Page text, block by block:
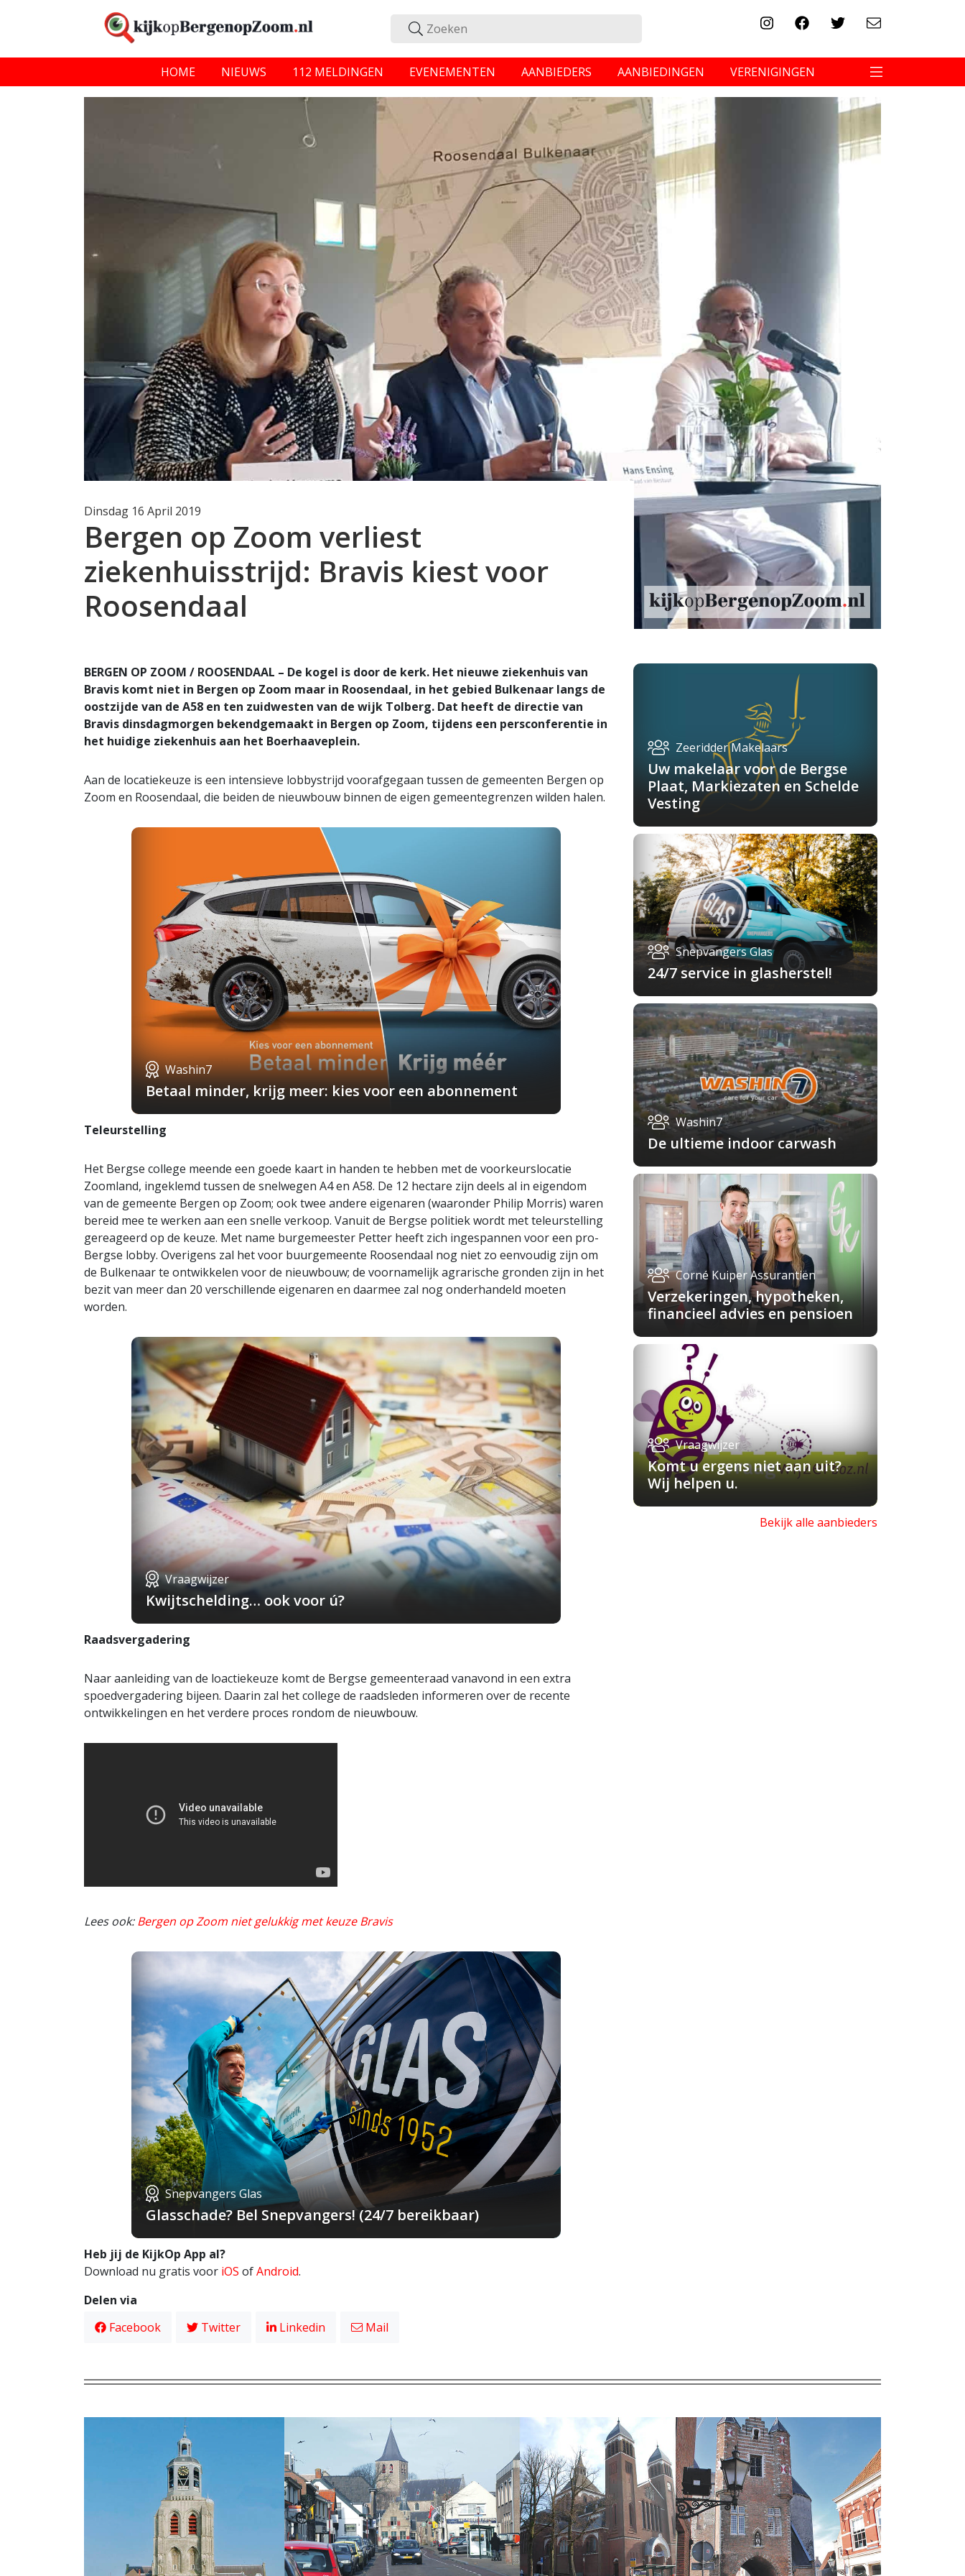
HOME NIEUWS 112 MELDINGEN EVENEMENTEN AANBIEDERS AANBIEDINGEN VERENIGINGEN
Dinsdag 16 April 2019
Bergen op Zoom verliest
ziekenhuisstrijd: Bravis kiest voor
Roosendaal
BERGEN OP ZOOM / ROOSENDAAL – De kogel is door de kerk. Het nieuwe ziekenhuis van
Bravis komt niet in Bergen op Zoom maar in Roosendaal, in het gebied Bulkenaar langs de
oostzijde van de A58 en ten zuidwesten van de wijk Tolberg. Dat heeft de directie van
Bravis dinsdagmorgen bekendgemaakt in Bergen op Zoom, tijdens een persconferentie in
het huidige ziekenhuis aan het Boerhaaveplein.
Aan de locatiekeuze is een intensieve lobbystrijd voorafgegaan tussen de gemeenten Bergen op
Zoom en Roosendaal, die beiden de nieuwbouw binnen de eigen gemeentegrenzen wilden halen.
Washin7
Betaal minder, krijg meer: kies voor een abonnement
Teleurstelling
Het Bergse college meende een goede kaart in handen te hebben met de voorkeurslocatie
Zoomland, ingeklemd tussen de snelwegen A4 en A58. De 12 hectare zijn deels al in eigendom
van de gemeente Bergen op Zoom; ook twee andere eigenaren (waaronder Philip Morris) waren
bereid mee te werken aan een snelle verkoop. Vanuit de Bergse politiek wordt met teleurstelling
gereageerd op de keuze. Met name burgemeester Petter heeft zich ingespannen voor een pro-
Bergse lobby. Overigens zal het voor buurgemeente Roosendaal nog niet zo eenvoudig zijn om
de Bulkenaar te ontwikkelen voor de nieuwbouw; de voornamelijk agrarische gronden zijn in het
bezit van meer dan 20 verschillende eigenaren en daarmee zal nog onderhandeld moeten
worden.
Vraagwijzer
Kwijtschelding… ook voor ú?
Raadsvergadering
Naar aanleiding van de loactiekeuze komt de Bergse gemeenteraad vanavond in een extra
spoedvergadering bijeen. Daarin zal het college de raadsleden informeren over de recente
ontwikkelingen en het verdere proces rondom de nieuwbouw.
Lees ook:Bergen op Zoom niet gelukkig met keuze Bravis
Snepvangers Glas
Glasschade? Bel Snepvangers! (24/7 bereikbaar)
Heb jij de KijkOp App al?
Download nu gratis voor iOS ofAndroid.
Delen via
Facebook
Twitter Linkedin Mail
Zeeridder Makelaars
Uw makelaar voor de Bergse
Plaat, Markiezaten en Schelde
Vesting
Snepvangers Glas
24/7 service in glasherstel!
Washin7
De ultieme indoor carwash
Corné Kuiper Assurantiën
Verzekeringen, hypotheken,
financieel advies en pensioen
Vraagwijzer
Komt u ergens niet aan uit?
Wij helpen u.
Bekijk alle aanbieders